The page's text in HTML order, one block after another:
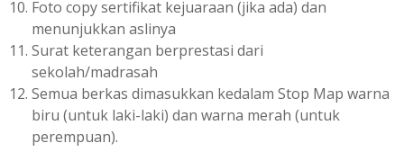
Foto copy sertifikat kejuaraan (jika ada) dan
menunjukkan aslinya
Surat keterangan berprestasi dari
sekolah/madrasah
Semua berkas dimasukkan kedalam Stop Map warna
biru (untuk laki-laki) dan warna merah (untuk
perempuan).